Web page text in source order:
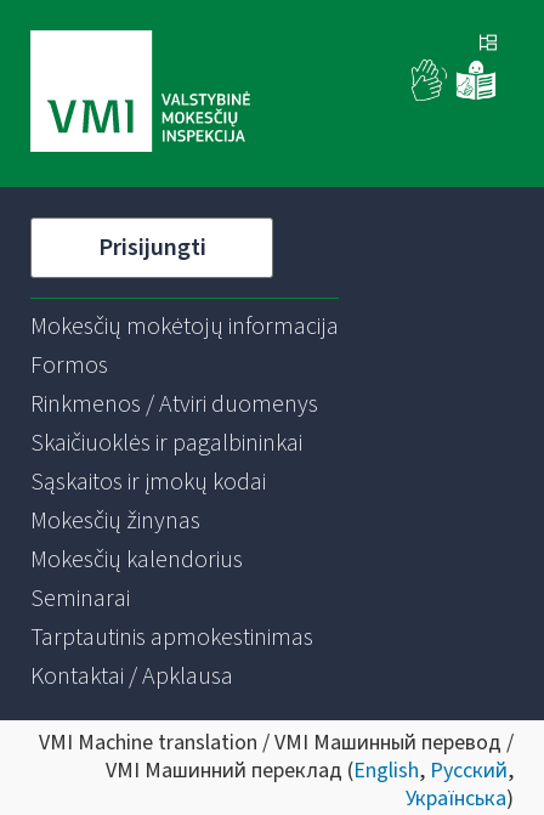
Prisijungti
Mokesčių mokėtojų informacija
Formos
Rinkmenos / Atviri duomenys
Skaičiuoklės ir pagalbininkai
Sąskaitos ir įmokų kodai
Mokesčių žinynas
Mokesčių kalendorius
Seminarai
Tarptautinis apmokestinimas
Kontaktai / Apklausa
VMI Machine translation / VMI Машинный перевод /
VMI Машинний переклад (English, Русский,
Українська)